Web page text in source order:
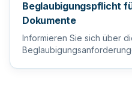
Beglaubigungspflicht
Dokumente
Informieren Sie sich über